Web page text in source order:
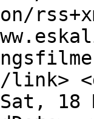
link>
18